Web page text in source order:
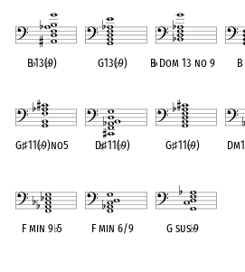
B♭13(♭9) G13(♭9) B♭Dom 13 no 9
G♯11(♭9)no5 D♭♯11(♭9) G♯11(♭9)
F min 9♭5 F min 6/9 G sus♭9